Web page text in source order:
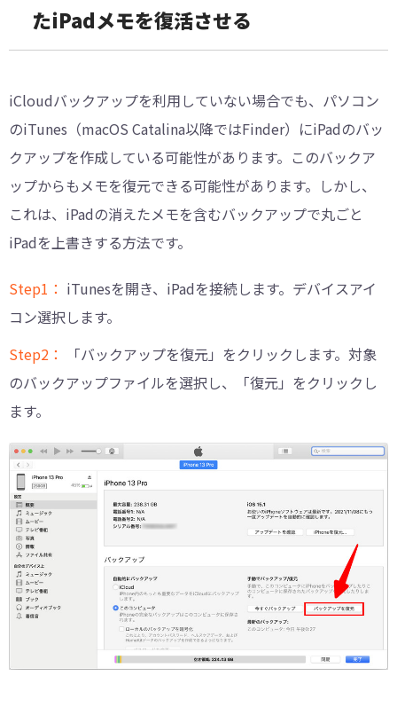
たiPadメモを復活させる
iCloudバックアップを利用していない場合でも、パソコン
のiTunes（macOS Catalina以降ではFinder）にiPadのバッ
クアップを作成している可能性があります。このバックア
ップからもメモを復元できる可能性があります。しかし、
これは、iPadの消えたメモを含むバックアップで丸ごと
iPadを上書きする方法です。
Step1： iTunesを開き、iPadを接続します。デバイスアイ
コン選択します。
Step2：
「バックアップを復元」をクリックします。対象
のバックアップファイルを選択し、「復元」をクリックし
ます。